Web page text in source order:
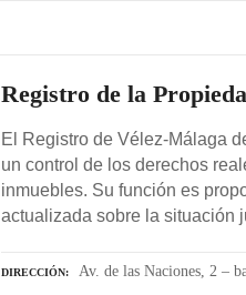
Registro de la
El Registro de Vélez-Málaga
un control de los derechos
inmuebles. Su función es
actualizada sobre la situación
DIRECCIÓN Av. de las Naciones, 2 –